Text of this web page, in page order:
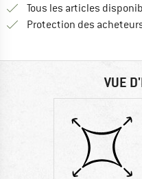
Tous les articles
Protection des
VUE